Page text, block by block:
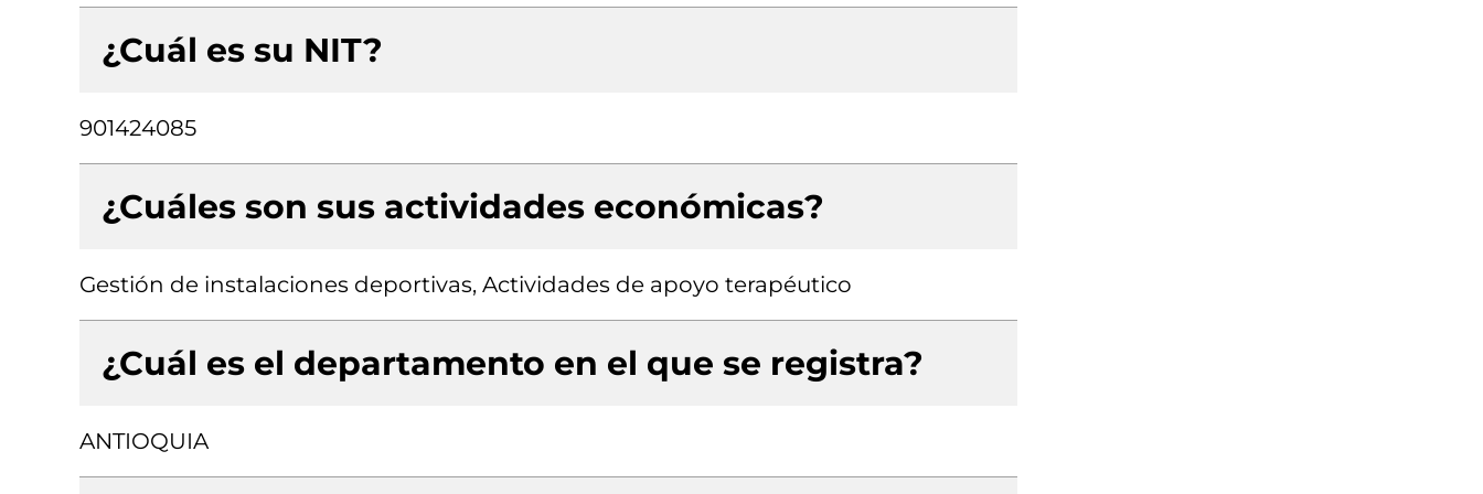
¿Cuál es su NIT?
901424085
¿Cuáles son sus actividades económicas?
Gestión de instalaciones deportivas, Actividades de apoyo terapéutico
¿Cuál es el departamento en el que se registra?
ANTIOQUIA